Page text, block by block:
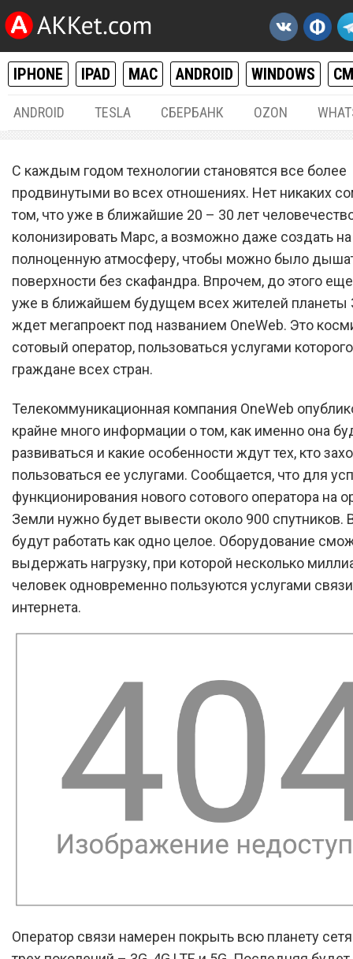
IPHONE IPAD MAC ANDROID WINDOWS
ANDROID TESLA СБЕРБАНК OZON
Бесплатный сотовый
OneWeb: когда заработает
сколько стоит?
С каждым годом технологии становятся все более
продвинутыми во всех отношениях. Нет никаких
том, что уже в ближайшие 20 – 30 лет
колонизировать Марс, а возможно даже создать
полноценную атмосферу, чтобы можно было
поверхности без скафандра. Впрочем, до этого
уже в ближайшем будущем всех жителей планеты
ждет мегапроект под названием OneWeb. Это
сотовый оператор, пользоваться услугами
граждане всех стран.
Телекоммуникационная компания OneWeb
крайне много информации о том, как именно она
развиваться и какие особенности ждут тех, кто
пользоваться ее услугами. Сообщается, что для
функционирования нового сотового оператора на
Земли нужно будет вывести около 900 спутников.
будут работать как одно целое. Оборудование
выдержать нагрузку, при которой несколько
человек одновременно пользуются услугами
интернета.
Оператор связи намерен покрыть всю планету